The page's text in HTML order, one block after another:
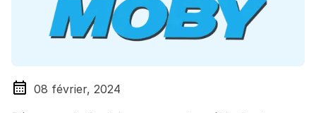
08 février, 2024